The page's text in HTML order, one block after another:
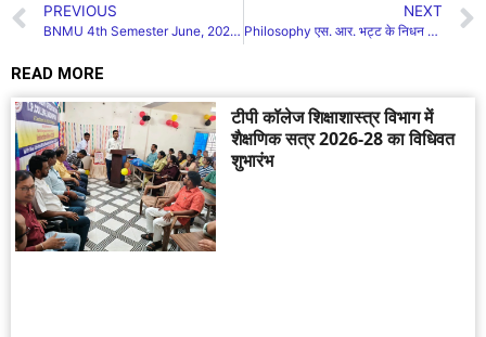
PREVIOUS
BNMU 4th Semester June, 2024 (CBCS Course) की परीक्षा के लिए परीक्षा-प्रपत्र स्नातकोत्तर विभाग एवं सम्बन्धित महाविद्यालयों में Online UMIS के माध्यम से भरने/भराने की तिथि
NEXT
Philosophy एस. आर. भट्ट के निधन पर शोक
READ MORE
टीपी कॉलेज शिक्षाशास्त्र विभाग में
शैक्षणिक सत्र 2026-28 का विधिवत
शुभारंभ